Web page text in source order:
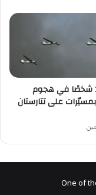
مقتل 12 شخصًا في هجوم
على تتارستان
One of